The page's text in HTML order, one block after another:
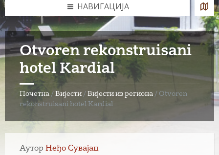
НАВИГАЦИЈА
Otvoren rekonstruisani
hotel Kardial
Почетна / Вијести / Вијести из региона / Otvoren
rekonstruisani hotel Kardial
Аутор Неђо Сувајац